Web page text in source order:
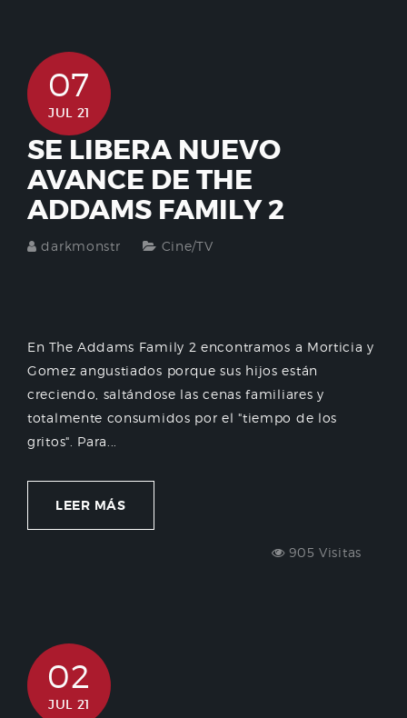
07
JUL 21
SE LIBERA NUEVO
AVANCE DE THE
ADDAMS FAMILY 2
darkmonstr Cine/TV
En The Addams Family 2 encontramos a Morticia y
Gomez angustiados porque sus hijos están
creciendo, saltándose las cenas familiares y
totalmente consumidos por el "tiempo de los
gritos". Para...
LEER MÁS
905 Visitas
02
JUL 21